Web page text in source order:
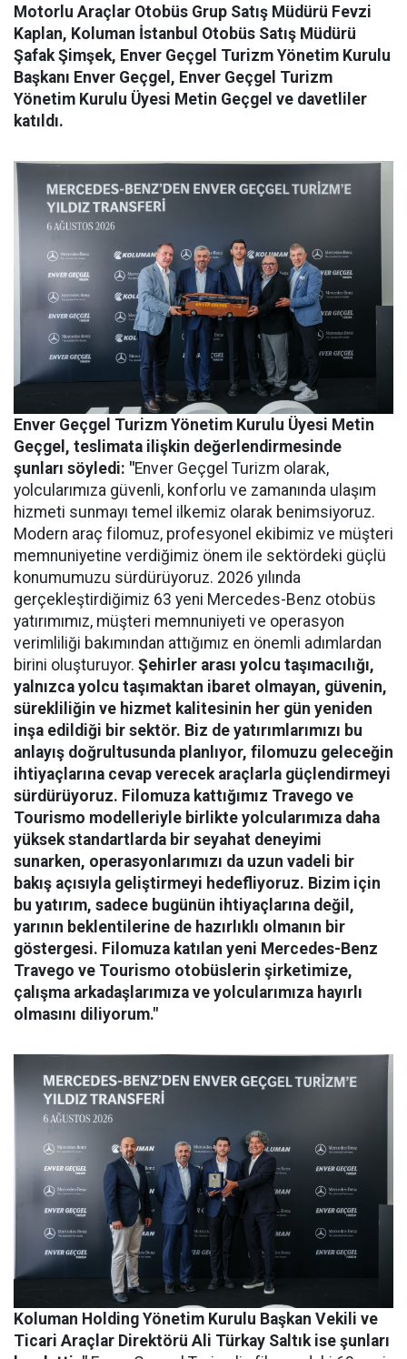
Motorlu Araçlar Otobüs Grup Satış Müdürü Fevzi
Kaplan, Koluman İstanbul Otobüs Satış Müdürü
Şafak Şimşek, Enver Geçgel Turizm Yönetim Kurulu
Başkanı Enver Geçgel, Enver Geçgel Turizm
Yönetim Kurulu Üyesi Metin Geçgel ve davetliler
katıldı.
Enver Geçgel Turizm Yönetim Kurulu Üyesi Metin
Geçgel , teslimata ilişkin değerlendirmesinde
şunları söyledi: "Enver Geçgel Turizm olarak,
yolcularımıza güvenli, konforlu ve zamanında ulaşım
hizmeti sunmayı temel ilkemiz olarak benimsiyoruz.
Modern araç filomuz, profesyonel ekibimiz ve müşteri
memnuniyetine verdiğimiz önem ile sektördeki güçlü
konumumuzu sürdürüyoruz. 2026 yılında
gerçekleştirdiğimiz 63 yeni Mercedes-Benz otobüs
yatırımımız, müşteri memnuniyeti ve operasyon
verimliliği bakımından attığımız en önemli adımlardan
birini oluşturuyor. Şehirler arası yolcu taşımacılığı,
yalnızca yolcu taşımaktan ibaret olmayan, güvenin,
sürekliliğin ve hizmet kalitesinin her gün yeniden
inşa edildiği bir sektör. Biz de yatırımlarımızı bu
anlayış doğrultusunda planlıyor, filomuzu geleceğin
ihtiyaçlarına cevap verecek araçlarla güçlendirmeyi
sürdürüyoruz. Filomuza kattığımız Travego ve
Tourismo modelleriyle birlikte yolcularımıza daha
yüksek standartlarda bir seyahat deneyimi
sunarken, operasyonlarımızı da uzun vadeli bir
bakış açısıyla geliştirmeyi hedefliyoruz. Bizim için
bu yatırım, sadece bugünün ihtiyaçlarına değil,
yarının beklentilerine de hazırlıklı olmanın bir
göstergesi. Filomuza katılan yeni Mercedes-Benz
Travego ve Tourismo otobüslerin şirketimize,
çalışma arkadaşlarımıza ve yolcularımıza hayırlı
olmasını diliyorum."
Koluman Holding Yönetim Kurulu Başkan Vekili ve
Ticari Araçlar Direktörü Ali Türkay Saltık ise şunları